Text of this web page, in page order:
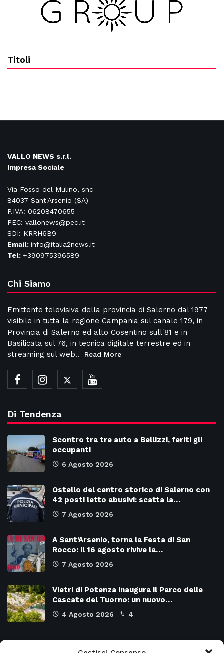
Titoli
VALLO NEWS s.r.l.
Impresa Sociale
Via Fosso del Mulino, snc
84037 Sant'Arsenio (SA)
P.IVA: 06208470655
PEC: vallonews@pec.it
SDI: KRRH6B9
Email: info@italia2news.it
Tel: +390975396589
Chi Siamo
Emittente televisiva della provincia di Salerno dal 1977
visibile in tutta la regione Campania sul canale 179, in
Provincia di Salerno ed alto Cosentino sull'81 e in
Basilicata sul 76, in tecnica digitale terrestre ed in
streaming sul web..
Read More
Di Tendenza
Scontro tra tre auto a Bellizzi, feriti gli
occupanti
6 Agosto 2026
Ostello del centro storico di Salerno con
42 posti letto abusivi: scatta la…
7 Agosto 2026
A Sant’Arsenio, torna la Festa di San
Rocco: il 16 agosto rivive la…
7 Agosto 2026
Vietri di Potenza inaugura il Parco delle
Cascate del Tuorno: un nuovo…
4 Agosto 2026 4